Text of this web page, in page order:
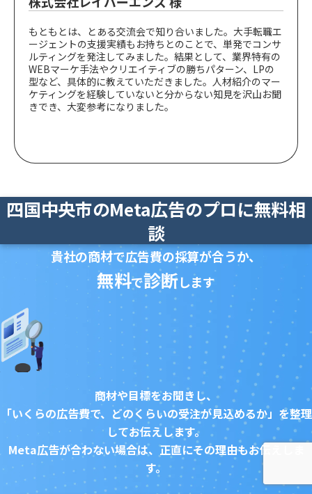
もともとは、とある交流会で知り合いました。大手転職エ
ージェントの支援実績もお持ちとのことで、単発でコンサ
ルティングを発注してみました。結果として、業界特有の
WEBマーケ手法やクリエイティブの勝ちパターン、LPの
型など、具体的に教えていただきました。人材紹介のマー
ケティングを経験していないと分からない知見を沢山お聞
きでき、大変参考になりました。
四国中央市のMeta広告のプロに無料相
談
貴社の商材で広告費の採算が合うか、
無料で診断します
商材や目標をお聞きし、
「いくらの広告費で、どのくらいの受注が見込めるか」を整理
してお伝えします。
Meta広告が合わない場合は、正直にその理由もお伝えしま
す。